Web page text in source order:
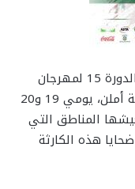
قررت جمعية “فستيفال تيفاوين” تنظيم الدورة 15 لمهرجان
تيفاوين بصيغة تضامنية بتعاون مع جماعة أملن، يومي 19 و20
تعيشها المناطق التي
هذه الكارثة